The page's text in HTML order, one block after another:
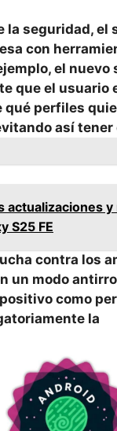
la seguridad, el
con
el nuevo
que el usuario
perfiles
así tener
actualizaciones
S25 FE
contra los
un modo
como
la